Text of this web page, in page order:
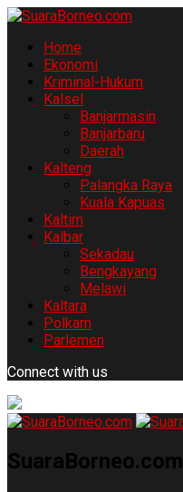
Home
Ekonomi
Kriminal-Hukum
Kalsel
Banjarmasin
Banjarbaru
Daerah
Kalteng
Palangka Raya
Kuala Kapuas
Kaltim
Kalbar
Sekadau
Bengkayang
Melawi
Kaltara
Polkam
Parlemen
Connect with us
SuaraBorneo.com